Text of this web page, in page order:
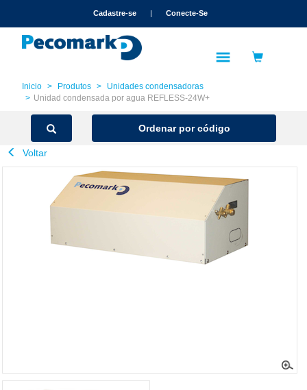
Cadastre-se | Conecte-Se
Inicio Produtos
Unidades condensadoras
Unidad condensada por agua REFLESS-24W+
Ordenar por código
Voltar